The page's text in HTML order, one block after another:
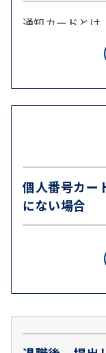
個人番号カ
通知カードとは、
れた、緑色を
月以降に、日
手元にあるの
でマイナ
個人番号カー
にない場合